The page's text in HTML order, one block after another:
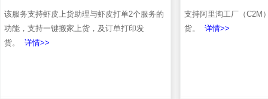
该服务支持虾皮上货助理与虾皮打单2个服务的
功能，支持一键搬家上货，及订单打印发
货。 详情>>
支持阿里淘工厂（C2M
货。 详情>>